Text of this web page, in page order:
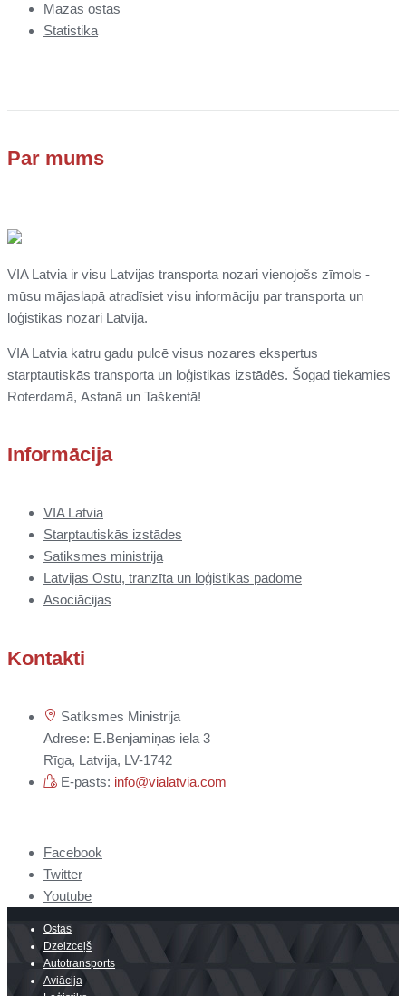
Mazās ostas
Statistika
Par mums
VIA Latvia ir visu Latvijas transporta nozari vienojošs zīmols -
mūsu mājaslapā atradīsiet visu informāciju par transporta un
loģistikas nozari Latvijā.
VIA Latvia katru gadu pulcē visus nozares ekspertus
starptautiskās transporta un loģistikas izstādēs. Šogad tiekamies
Roterdamā, Astanā un Taškentā!
Informācija
VIA Latvia
Starptautiskās izstādes
Satiksmes ministrija
Latvijas Ostu, tranzīta un loģistikas padome
Asociācijas
Kontakti
Satiksmes Ministrija
Adrese: E.Benjamiņas iela 3
Rīga, Latvija, LV-1742
E-pasts: info@vialatvia.com
Facebook
Twitter
Youtube
Ostas
Dzelzceļš
Autotransports
Aviācija